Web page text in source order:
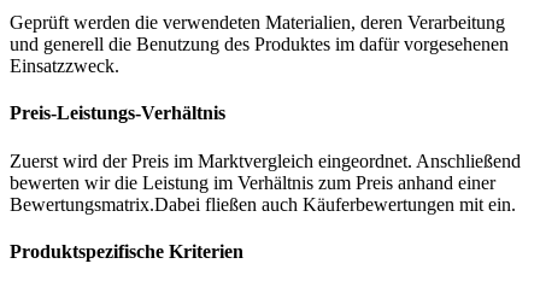
Geprüft werden die verwendeten Materialien, deren Verarbeitung
und generell die Benutzung des Produktes im dafür vorgesehenen
Einsatzzweck.
Preis-Leistungs-Verhältnis
Zuerst wird der Preis im Marktvergleich eingeordnet. Anschließend
bewerten wir die Leistung im Verhältnis zum Preis anhand einer
Bewertungsmatrix.Dabei fließen auch Käuferbewertungen mit ein.
Produktspezifische Kriterien